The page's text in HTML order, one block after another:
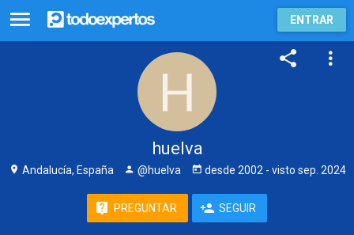
ENTRAR
huelva
Andalucía, España @huelva desde 2002 - visto sep. 2024
PREGUNTAR SEGUIR